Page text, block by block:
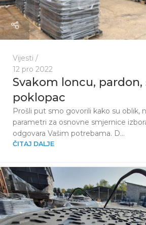
Vijesti
12 pro 2022
Svakom loncu, pardon,
poklopac
Prošli put smo govorili kako su oblik,
parametri za osnovne smjernice
odgovara Vašim potrebama. D...
ČITAJ DALJE